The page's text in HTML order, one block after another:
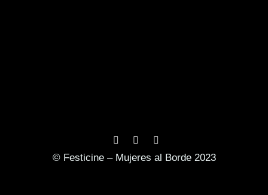
© Festicine – Mujeres al Borde 2023